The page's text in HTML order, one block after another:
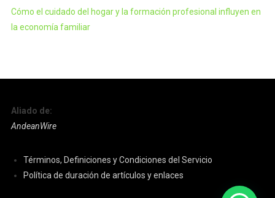
Cómo el cuidado del hogar y la formación profesional influyen en
la economía familiar
Aliado de:
AndeanWire
Términos, Definiciones y Condiciones del Servicio
Política de duración de artículos y enlaces